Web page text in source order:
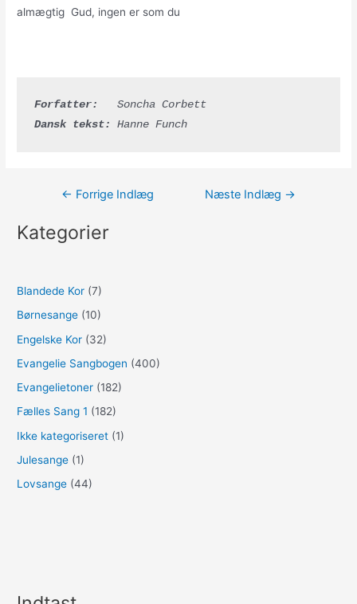
almægtig Gud, ingen er som du
Forfatter:
   Soncha Corbett
Dansk tekst:
Hanne Funch
Indlægsnavigation
← Forrige Indlæg Næste Indlæg →
Kategorier
Blandede Kor (7)
Børnesange (10)
Engelske Kor (32)
Evangelie Sangbogen (400)
Evangelietoner (182)
Fælles Sang 1 (182)
Ikke kategoriseret (1)
Julesange (1)
Lovsange (44)